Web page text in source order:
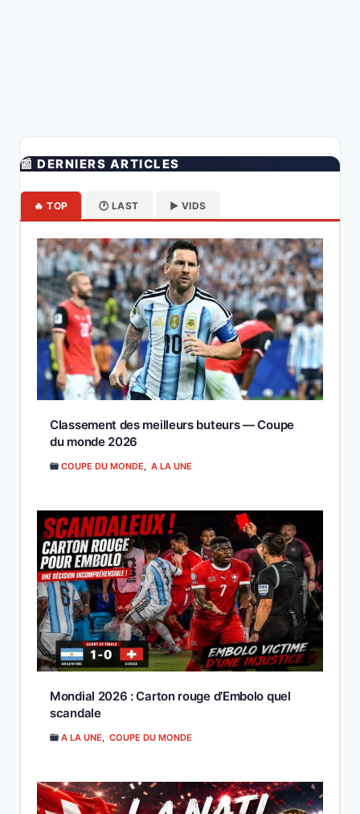
📰 DERNIERS ARTICLES
🔥 TOP 🕐 LAST ▶️ VIDS
Classement des meilleurs buteurs — Coupe
du monde 2026
COUPE DU MONDE A LA UNE
Mondial 2026 : Carton rouge d’Embolo quel
scandale
A LA UNE COUPE DU MONDE